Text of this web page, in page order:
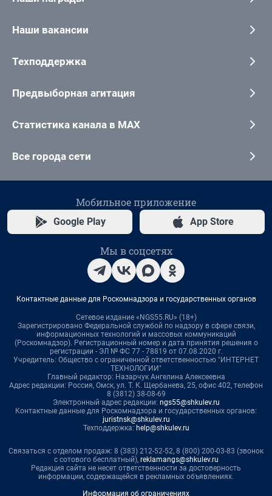
Наши вакансии
Техподдержка
Предвыборная агитация
Статистика канала в MAX
Все города сети
Мобильное приложение
Google Play App Store
Мы в соцсетях
Контактные данные для Роскомнадзора и государственных органов
Сетевое издание «NGS55.RU» (18+)
Зарегистрировано Федеральной службой по надзору в сфере связи,
информационных технологий и массовых коммуникаций
(Роскомнадзор). Регистрационный номер и дата принятия решения о
регистрации - ЭЛ № ФС 77 - 78819 от 07.08.2020 г.
Учредитель: Общество с ограниченной ответственностью "ИНТЕРНЕТ
ТЕХНОЛОГИИ"
Главный редактор: Назарчук Ангелина Алексеевна
Адрес редакции: Россия, Омск, ул. Т. К. Щербанева, 25, офис 402, телефон
8 (3812) 38-08-69
Электронный адрес редакции: ngs55@shkulev.ru
Контактные данные для Роскомнадзора и государственных органов:
juristnsk@shkulev.ru
Техподдержка: help@shkulev.ru
Связаться с отделом продаж: 8 (383) 212-52-52, 8 (800) 200-03-83 (звонок
с сотового бесплатный), reklamangs@shkulev.ru
Редакция сайта не несет ответственности за достоверность
информации, содержащейся в рекламных объявлениях.
Информация об ограничениях